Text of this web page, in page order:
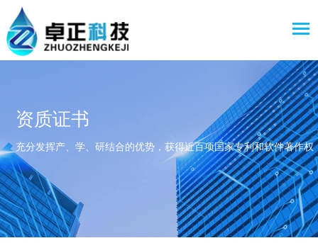
资质证书
充分发挥产、学、研结合的优势，获得近百项国家专利和软件著作权